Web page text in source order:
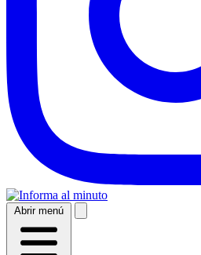
Abrir menú